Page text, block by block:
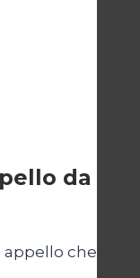
da
che